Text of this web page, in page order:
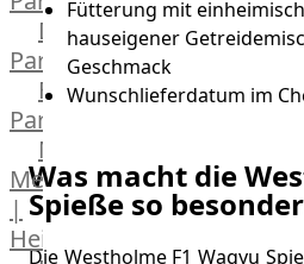
Depot-
Partner
Frischetheken-
Partner
Männer
Metzger
|
Heinsberg
Fütterung mit
hauseigener
Geschmack
Wunschlieferdatum im
Was macht die
Spieße so
Die Westholme F1 Wagyu